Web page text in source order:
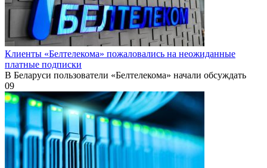
Клиенты «Белтелекома» пожаловались на неожиданные
платные подписки
В Беларуси пользователи «Белтелекома» начали обсуждать
09